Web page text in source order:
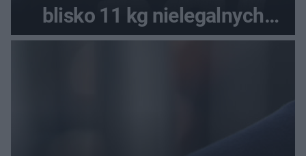
blisko 11 kg nielegalnych
substancji